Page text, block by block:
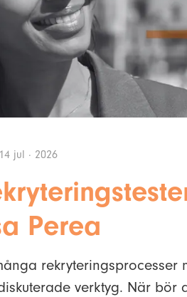
14 jul · 2026
Perea
rekryteringsprocesser
verktyg. När bör